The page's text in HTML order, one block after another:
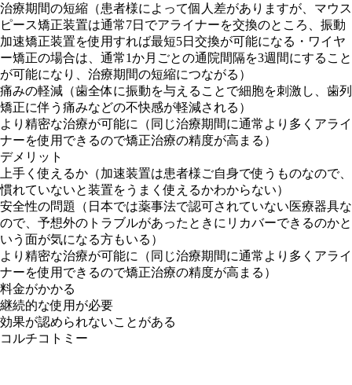
治療期間の短縮（患者様によって個人差がありますが、マウス
ピース矯正装置は通常7日でアライナーを交換のところ、振動
加速矯正装置を使用すれば最短5日交換が可能になる・ワイヤ
ー矯正の場合は、通常1か月ごとの通院間隔を3週間にすること
が可能になり、治療期間の短縮につながる）
痛みの軽減（歯全体に振動を与えることで細胞を刺激し、歯列
矯正に伴う痛みなどの不快感が軽減される）
より精密な治療が可能に（同じ治療期間に通常より多くアライ
ナーを使用できるので矯正治療の精度が高まる）
デメリット
上手く使えるか（加速装置は患者様ご自身で使うものなので、
慣れていないと装置をうまく使えるかわからない）
安全性の問題（日本では薬事法で認可されていない医療器具な
ので、予想外のトラブルがあったときにリカバーできるのかと
いう面が気になる方もいる）
より精密な治療が可能に（同じ治療期間に通常より多くアライ
ナーを使用できるので矯正治療の精度が高まる）
料金がかかる
継続的な使用が必要
効果が認められないことがある
コルチコトミー